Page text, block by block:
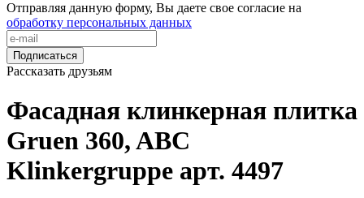
Отправляя данную форму, Вы даете свое согласие на
обработку персональных данных
Подписаться
Рассказать друзьям
Фасадная клинкерная плитка
Gruen 360, ABC
Klinkergruppe арт. 4497